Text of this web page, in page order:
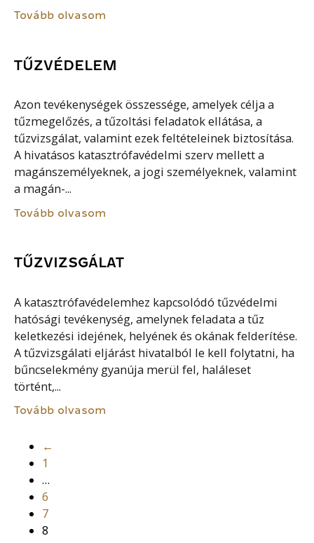
Tovább olvasom
TŰZVÉDELEM
Azon tevékenységek összessége, amelyek célja a
tűzmegelőzés, a tűzoltási feladatok ellátása, a
tűzvizsgálat, valamint ezek feltételeinek biztosítása.
A hivatásos katasztrófavédelmi szerv mellett a
magánszemélyeknek, a jogi személyeknek, valamint
a magán-...
Tovább olvasom
TŰZVIZSGÁLAT
A katasztrófavédelemhez kapcsolódó tűzvédelmi
hatósági tevékenység, amelynek feladata a tűz
keletkezési idejének, helyének és okának felderítése.
A tűzvizsgálati eljárást hivatalból le kell folytatni, ha
bűncselekmény gyanúja merül fel, haláleset
történt,...
Tovább olvasom
←
1
…
6
7
8